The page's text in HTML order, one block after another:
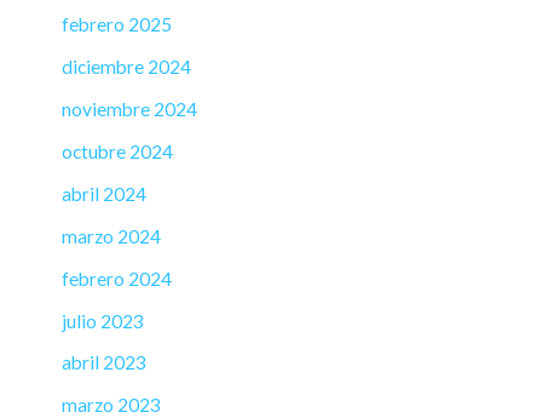
febrero 2025
diciembre 2024
noviembre 2024
octubre 2024
abril 2024
marzo 2024
febrero 2024
julio 2023
abril 2023
marzo 2023